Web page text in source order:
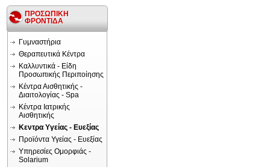
ΠΡΟΣΩΠΙΚΗ
ΦΡΟΝΤΙΔΑ
Γυμναστήρια
Θεραπευτικά Κέντρα
Καλλυντικά - Είδη
Προσωπικής Περιποίησης
Κέντρα Αισθητικής -
Διαιτολογίας - Spa
Κέντρα Ιατρικής
Αισθητικής
Κεντρα Υγείας - Ευεξίας
Προϊόντα Υγείας - Ευεξίας
Υπηρεσίες Ομορφιάς -
Solarium